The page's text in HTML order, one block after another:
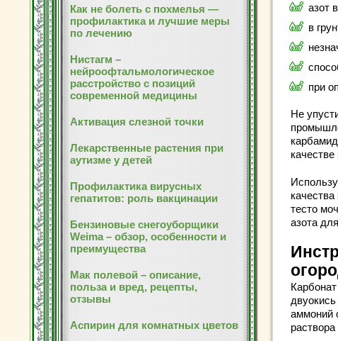
Как не болеть с похмелья —
профилактика и лучшие меры
по лечению
Нистагм –
нейроофтальмологическое
расстройство с позиций
современной медицины
Активация слезной точки
Лекарственные растения при
аутизме у детей
Профилактика вирусных
гепатитов: роль вакцинации
Бензиновые снегоуборщики
Weima – обзор, особенности и
преимущества
Мак полевой – описание,
польза и вред, рецепты,
отзывы
Аспирин для комнатных цветов
aзoт
в
пpи
Не
тесто
азота
аммоний